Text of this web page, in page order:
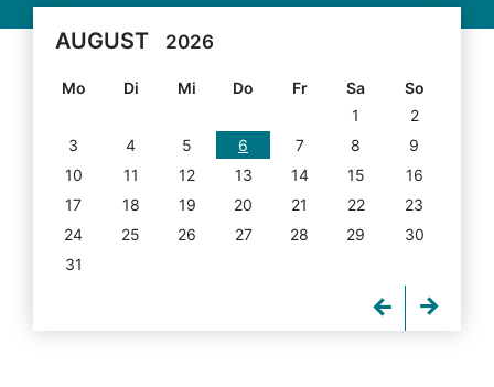
AUGUST 2026
Mo Di Mi Do Fr Sa
So
1
2
3
4 5 6 7 8
9
10
11 12 13 14 15
16
17
18 19 20 21 22
23
24
25 26 27 28 29
30
31